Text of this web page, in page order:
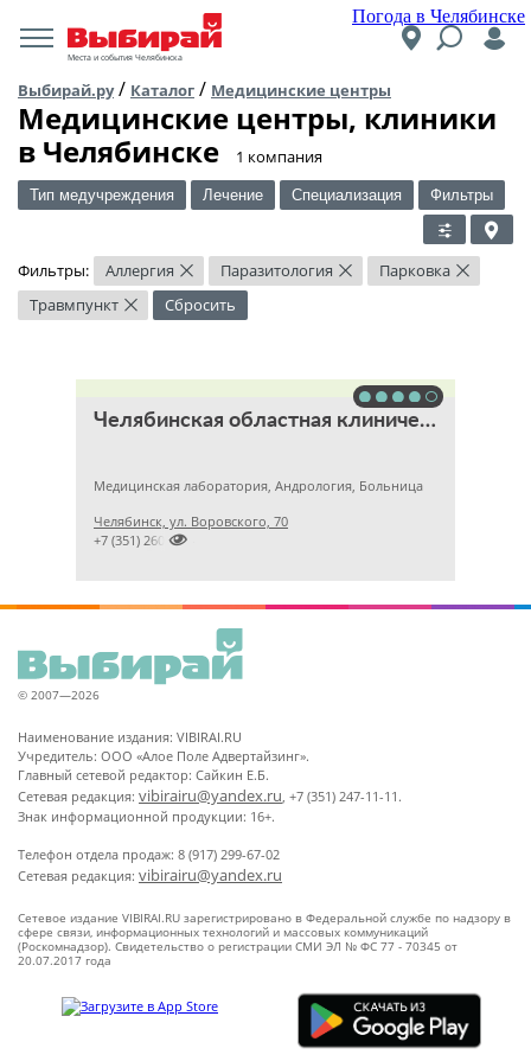
Погода в Челябинске
Места и события Челябинска
Выбирай.ру/ Каталог / Медицинские центры
Медицинские центры, клиники
в Челябинске
​1 компания
Тип медучреждения Лечение Специализация Фильтры
Фильтры: Аллергия × Паразитология × Парковка ×
Травмпункт × Сбросить
Челябинская областная клиническая больница
Медицинская лаборатория, Андрология, Больница
Челябинск, ул. Воровского, 70

+7 (351) 2609824
© 2007—2026
Наименование издания: VIBIRAI.RU
Учредитель: ООО «Алое Поле Адвертайзинг».
Главный сетевой редактор: Сайкин Е.Б.
Сетевая редакция: vibirairu@yandex.ru, +7 (351) 247-11-11.
Знак информационной продукции: 16+.
Телефон отдела продаж: 8 (917) 299-67-02
Сетевая редакция: vibirairu@yandex.ru
Сетевое издание VIBIRAI.RU зарегистрировано в Федеральной службе по надзору в
сфере связи, информационных технологий и массовых коммуникаций
(Роскомнадзор). Свидетельство о регистрации СМИ ЭЛ № ФС 77 - 70345 от
20.07.2017 года